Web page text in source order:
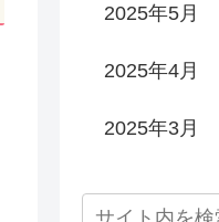
2025年5月
2025年4月
2025年3月